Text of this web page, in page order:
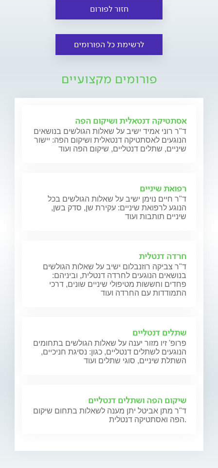
חזור לפורום
לרשימת כל הפורומים
פורומים מקצועיים
אסתטיקה דנטאלית ושיקום הפה
ד"ר רוני אמיד ישיב על שאלות הגולשים בנושאים
הנוגעים לאסתטיקה דנטאלית ושיקום הפה: יישור
שיניים, שתלים דנטליים, שיקום הפה ועוד
רפואת שיניים
ד"ר חיים נוימן ישיב על שאלות הגולשים בכל
הנוגע לרפואת שיניים: עקירת שן, סדק בשן,
שיניים תותבות ועוד
חרדה דנטלית
ד"ר צביקה רוזנבלום ישיב על שאלות הגולשים
בנושאים הנוגעים לחרדה דנטלית, וביניהם:
פחדים וחששות מטיפולי שיניים שונים, דרכי
התמודדות עם החרדה ועוד
שתלים דנטליים
פרופ' זיו מזור יענה על שאלות הגולשים בתחומים
הנוגעים לשתלים דנטליים, כגון: נסיגת חניכיים,
השתלת שיניים, סוגי שתלים ועוד
שיקום הפה ושתלים דנטליים
ד"ר מתן אביטל יתן מענה לשאלות בתחום שיקום
הפה ואסתטיקה דנטלית.